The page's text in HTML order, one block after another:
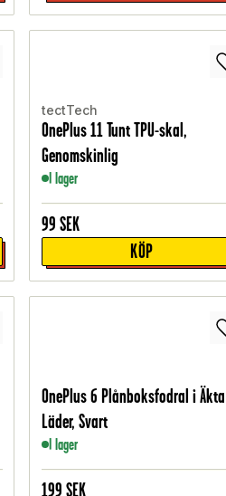
tectTech
OnePlus 11 Tunt TPU-skal,
Genomskinlig
I lager
99 SEK
KÖP
OnePlus 6 Plånboksfodral i Äkta
Läder, Svart
I lager
199 SEK